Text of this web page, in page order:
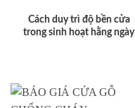
Cách duy trì độ bền cửa
trong sinh hoạt hằng ngày